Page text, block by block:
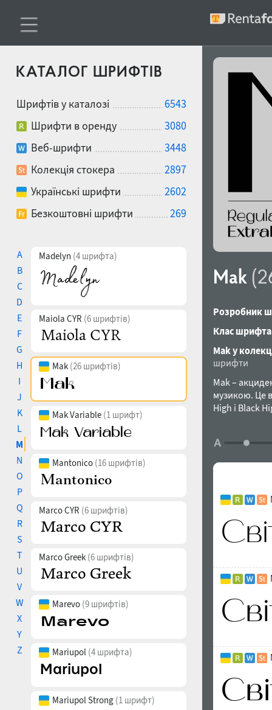
КАТАЛОГ ШРИФТІВ
Шрифтів у каталозі
6543
Шрифти в оренду
3080
Веб-шрифти
3448
Колекція стокера
2897
Українські шрифти
2602
Безкоштовні шрифти
269
A
B
C
D
E
F
G
H
I
J
K
L
M
N
O
P
Q
R
S
T
U
V
W
X
Y
Z
Madelyn (4 шрифта)
Maiola CYR (6 шрифтів)
Mak (26 шрифтів)
Mak Variable (1 шрифт)
Mantonico (16 шрифтів)
Marco CYR (6 шрифтів)
Marco Greek (6 шрифтів)
Marevo (9 шрифтів)
Mariupol (4 шрифта)
Mariupol Strong (1 шрифт)
Mak
Розробник
Клас
Mak у
шрифти
Mak –
музикою. Це
High і Black
Тепер Mak
доступні